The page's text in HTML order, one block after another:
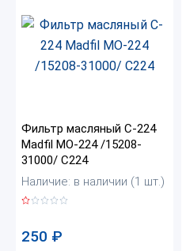
Фильтр масляный C-224
Madfil MO-224 /15208-
31000/ C224
Наличие: в наличии (1 шт.)
250 ₽